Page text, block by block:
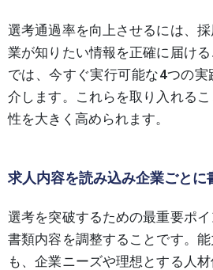
選考通過率を向上させるには、
業が知りたい情報を正確に届け
では、今すぐ実行可能な4つの
介します。これらを取り入れる
性を大きく高められます。
求人内容を読み込み企業ごとに
選考を突破するための最重要ポ
書類内容を調整することです。
も、企業ニーズや理想とする人